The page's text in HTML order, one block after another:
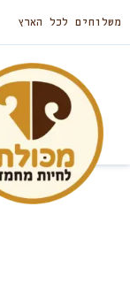
משלוחים לכל הארץ